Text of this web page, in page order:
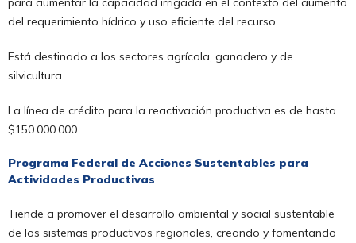
del requerimiento hídrico y uso eficiente del recurso.
Está destinado a los sectores agrícola, ganadero y de
silvicultura.
La línea de crédito para la reactivación productiva es de hasta
$150.000.000.
Programa Federal de Acciones Sustentables para
Actividades Productivas
Tiende a promover el desarrollo ambiental y social sustentable
de los sistemas productivos regionales, creando y fomentando